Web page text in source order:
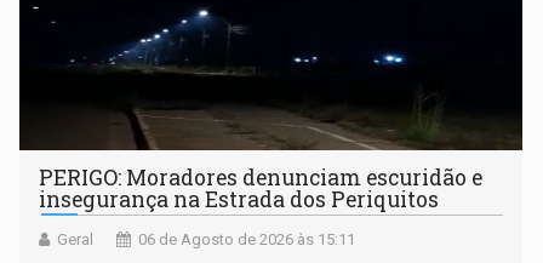
PERIGO: Moradores denunciam escuridão e
insegurança na Estrada dos Periquitos
Geral 06 de Agosto de 2026 às 15:11